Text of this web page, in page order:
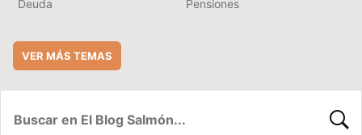
Deuda Pensiones
VER MÁS TEMAS